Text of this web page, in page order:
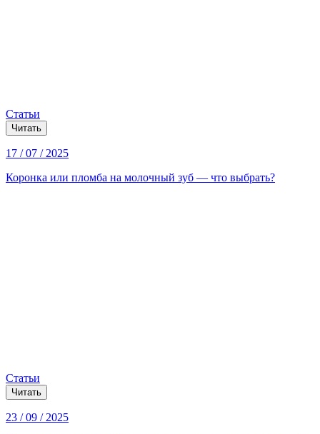
Статьи
Читать
17 / 07 / 2025
Коронка или пломба на молочный зуб — что выбрать?
Статьи
Читать
23 / 09 / 2025